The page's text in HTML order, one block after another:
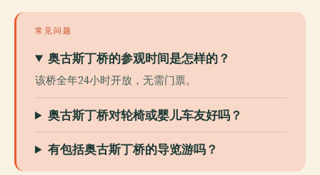
常见问题
奥古斯丁桥的参观时间是怎样的？
该桥全年24小时开放，无需门票。
奥古斯丁桥对轮椅或婴儿车友好吗？
有包括奥古斯丁桥的导览游吗？